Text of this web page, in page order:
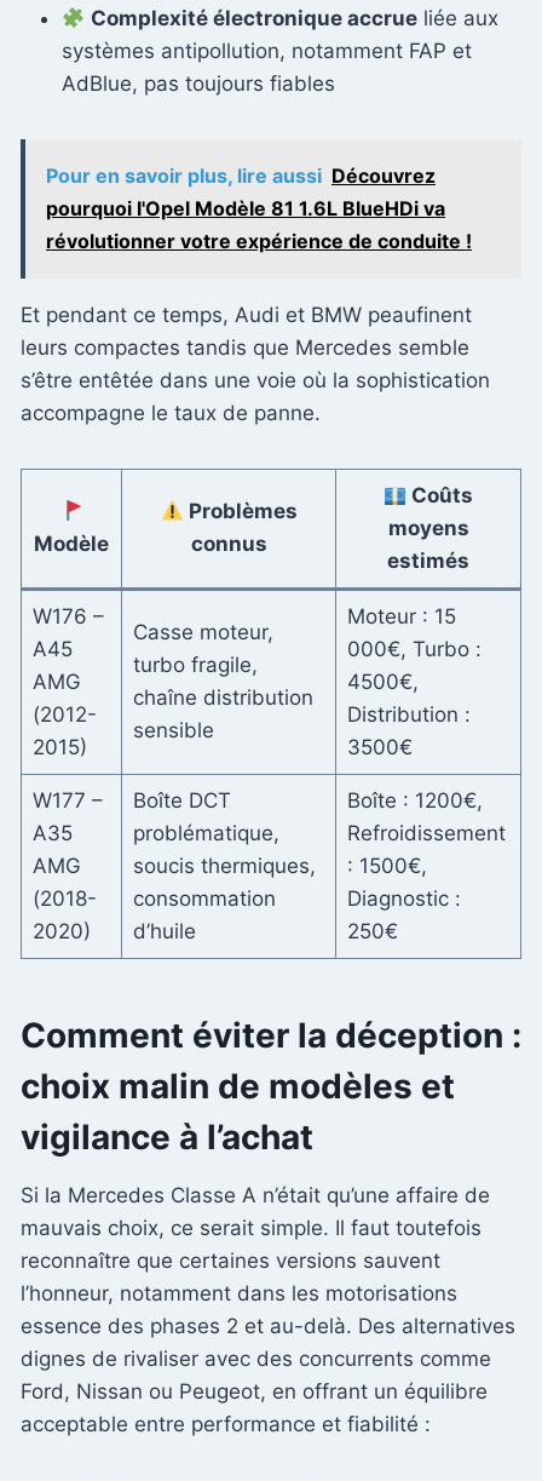
Complexité électronique accrue liée aux
systèmes antipollution, notamment FAP et
AdBlue, pas toujours fiables
Pour en savoir plus, lire aussi Découvrez
pourquoi l'Opel Modèle 81 1.6L BlueHDi va
révolutionner votre expérience de conduite !
Et pendant ce temps, Audi et BMW peaufinent
leurs compactes tandis que Mercedes semble
s’être entêtée dans une voie où la sophistication
accompagne le taux de panne.
Modèle
Problèmes
connus
Coûts
moyens
estimés
W176 –
A45
AMG
(2012-
2015)
Casse moteur,
turbo fragile,
chaîne distribution
sensible
Moteur : 15
000€, Turbo :
4500€,
Distribution :
3500€
W177 –
A35
AMG
(2018-
2020)
Boîte DCT
problématique,
soucis thermiques,
consommation
d’huile
Boîte : 1200€,
Refroidissement
: 1500€,
Diagnostic :
250€
Comment éviter la déception :
choix malin de modèles et
vigilance à l’achat
Si la Mercedes Classe A n’était qu’une affaire de
mauvais choix, ce serait simple. Il faut toutefois
reconnaître que certaines versions sauvent
l’honneur, notamment dans les motorisations
essence des phases 2 et au-delà. Des alternatives
dignes de rivaliser avec des concurrents comme
Ford, Nissan ou Peugeot, en offrant un équilibre
acceptable entre performance et fiabilité :